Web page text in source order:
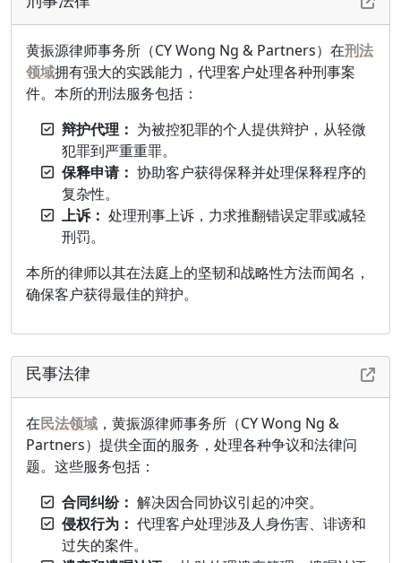
黄振源律师事务所（CY Wong Ng & Partners）在刑法
领域拥有强大的实践能力，代理客户处理各种刑事案
件。本所的刑法服务包括：
辩护代理： 为被控犯罪的个人提供辩护，从轻微
犯罪到严重重罪。
保释申请： 协助客户获得保释并处理保释程序的
复杂性。
上诉： 处理刑事上诉，力求推翻错误定罪或减轻
刑罚。
本所的律师以其在法庭上的坚韧和战略性方法而闻名，
确保客户获得最佳的辩护。
民事法律
在民法领域 ，黄振源律师事务所（CY Wong Ng &
Partners）提供全面的服务，处理各种争议和法律问
题。这些服务包括：
合同纠纷： 解决因合同协议引起的冲突。
侵权行为： 代理客户处理涉及人身伤害、诽谤和
过失的案件。